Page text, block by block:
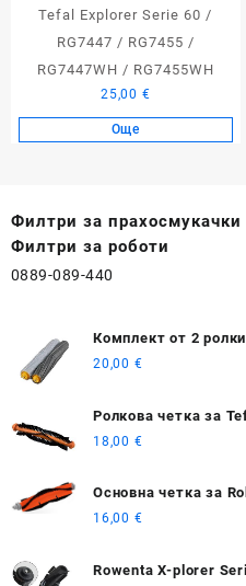
Tefal Explorer Serie 60 /
RG7447 / RG7455 /
RG7447WH / RG7455WH
25,00 €
Още
Филтри за прахосмукачки
Филтри за роботи
0889-089-440
Комплект от 2
за iRobot Roomba
20,00 €
Ролкова четка за
plorer 20 40 50
18,00 €
Основна четка за
16,00 €
Rowenta X-plorer